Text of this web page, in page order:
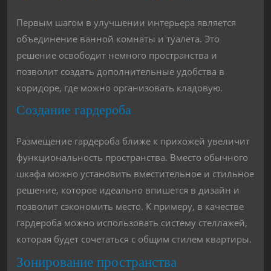
Первым шагом в улучшении интерьера является
объединение ванной комнаты и туалета. Это
решение освободит немного пространства и
позволит создать дополнительные удобства в
коридоре, где можно организовать кладовую.
Создание гардероба
Размещение гардероба ближе к прихожей увеличит
функциональность пространства. Вместо обычного
шкафа можно установить вместительное и стильное
решение, которое идеально впишется в дизайн и
позволит сэкономить место. К примеру, в качестве
гардероба можно использовать систему стеллажей,
которая будет сочетаться с общим стилем квартиры.
Зонирование пространства